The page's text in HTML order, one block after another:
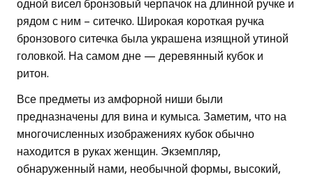
одной висел бронзовый черпачок на длинной ручке и
рядом с ним – ситечко. Широкая короткая ручка
бронзового ситечка была украшена изящной утиной
головкой. На самом дне — деревянный кубок и
ритон.
Все предметы из амфорной ниши были
предназначены для вина и кумыса. Заметим, что на
многочисленных изображениях кубок обычно
находится в руках женщин. Экземпляр,
обнаруженный нами, необычной формы, высокий,